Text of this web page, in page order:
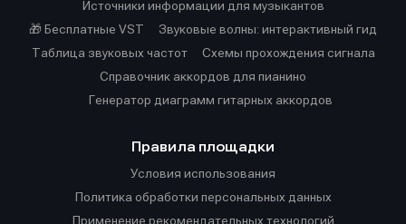
Источники информации для музыкантов
🎁 Бесплатные VST
Звуковые волны: интерактивный гид
Таблица звуковых частот
Cхемы прохождения сигнала
Справочник аккордов для пианино
Генератор диаграмм гитарных аккордов
Правила площадки
Условия использования
Политика обработки персональных данных
Применение рекомендательных технологий